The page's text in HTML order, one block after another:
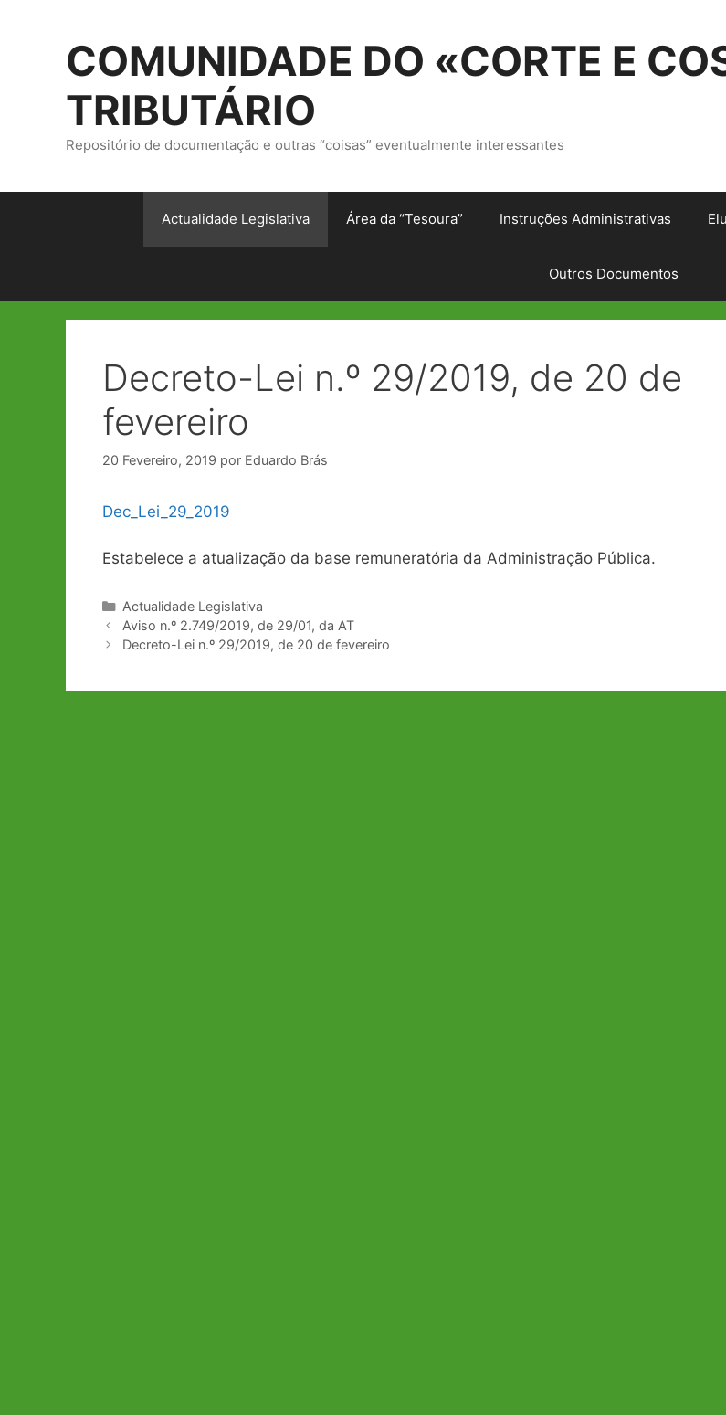
COMUNIDADE DO «CORTE E
TRIBUTÁRIO
Repositório de documentação e outras “coisas” eventualmente interessantes
Actualidade Legislativa Área da “Tesoura” Instruções Administrativas
Outros Documentos
Decreto-Lei n.º 29/2019, de 20 de
fevereiro
20 Fevereiro, 2019 por Eduardo Brás
Dec_Lei_29_2019
Estabelece a atualização da base remuneratória da Administração Pública.
Categorias
Actualidade Legislativa
Navegação
de
Aviso n.º 2.749/2019, de 29/01, da AT
Decreto-Lei n.º 29/2019, de 20 de fevereiro